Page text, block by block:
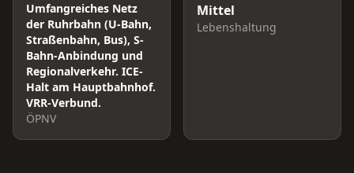
Umfangreiches Netz
der Ruhrbahn (U-Bahn,
Straßenbahn, Bus), S-
Bahn-Anbindung und
Regionalverkehr. ICE-
Halt am Hauptbahnhof.
VRR-Verbund.
ÖPNV
Mittel
Lebenshaltung